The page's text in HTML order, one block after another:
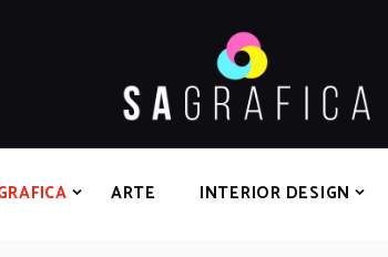
ARTE INTERIOR DESIGN
DESIGN